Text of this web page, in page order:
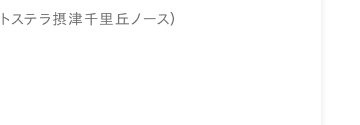
テラ摂津千里丘ノース）